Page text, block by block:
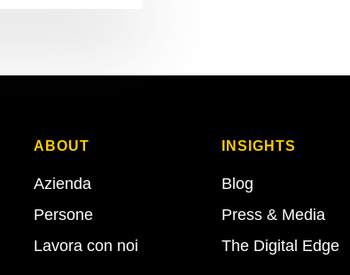
ABOUT
Azienda
Persone
Lavora con noi
INSIGHTS
Blog
Press & Media
The Digital Edge